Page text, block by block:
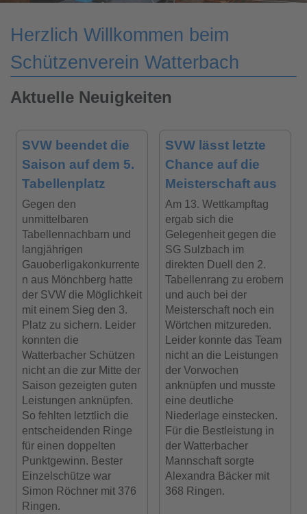
Herzlich Willkommen beim
Schützenverein Watterbach
Aktuelle Neuigkeiten
SVW beendet die
Saison auf dem 5.
Tabellenplatz
Gegen den
unmittelbaren
Tabellennachbarn und
langjährigen
Gauoberligakonkurrente
n aus Mönchberg hatte
der SVW die Möglichkeit
mit einem Sieg den 3.
Platz zu sichern. Leider
konnten die
Watterbacher Schützen
nicht an die zur Mitte der
Saison gezeigten guten
Leistungen anknüpfen.
So fehlten letztlich die
entscheidenden Ringe
für einen doppelten
Punktgewinn. Bester
Einzelschütze war
Simon Röchner mit 376
Ringen.
SVW lässt letzte
Chance auf die
Meisterschaft aus
Am 13. Wettkampftag
ergab sich die
Gelegenheit gegen die
SG Sulzbach im
direkten Duell den 2.
Tabellenrang zu erobern
und auch bei der
Meisterschaft noch ein
Wörtchen mitzureden.
Leider konnte das Team
nicht an die Leistungen
der Vorwochen
anknüpfen und musste
eine deutliche
Niederlage einstecken.
Für die Bestleistung in
der Watterbacher
Mannschaft sorgte
Alexandra Bäcker mit
368 Ringen.